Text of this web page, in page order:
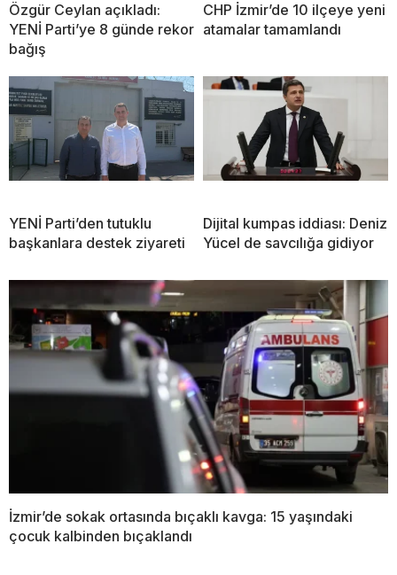
Özgür Ceylan açıkladı:
YENİ Parti’ye 8 günde rekor
bağış
CHP İzmir’de 10 ilçeye yeni
atamalar tamamlandı
YENİ Parti’den tutuklu
başkanlara destek ziyareti
Dijital kumpas iddiası: Deniz
Yücel de savcılığa gidiyor
İzmir’de sokak ortasında bıçaklı kavga: 15 yaşındaki
çocuk kalbinden bıçaklandı